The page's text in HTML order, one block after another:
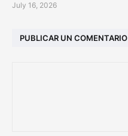
July 16, 2026
PUBLICAR UN COMENTARIO